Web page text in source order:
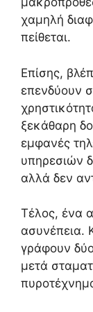
χαμηλή
πείθεται.
Επίσης,
επενδύουν
ξεκάθαρη
εμφανές
υπηρεσιών
αλλά δεν
Τέλος, ένα
ασυνέπεια.
γράφουν
μετά